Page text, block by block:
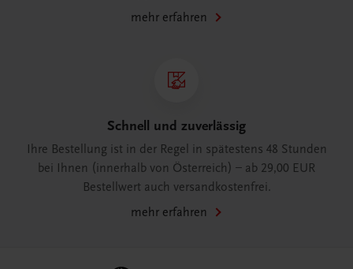
mehr erfahren
Schnell und zuverlässig
Ihre Bestellung ist in der Regel in spätestens 48 Stunden
bei Ihnen (innerhalb von Österreich) – ab 29,00 EUR
Bestellwert auch versandkostenfrei.
mehr erfahren